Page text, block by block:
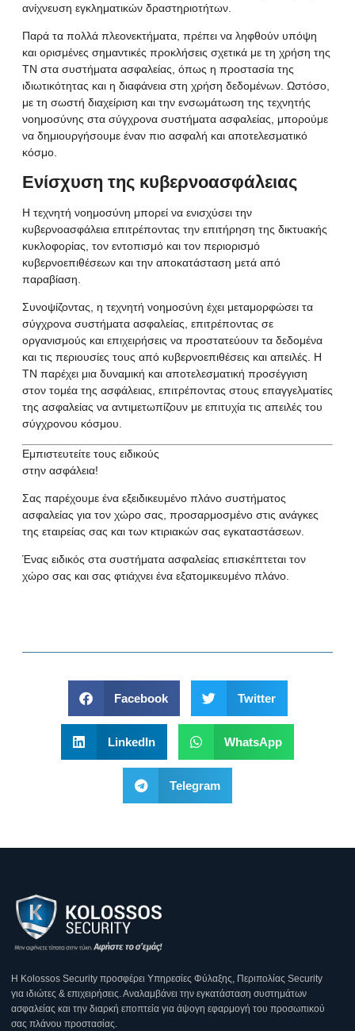
ανίχνευση εγκληματικών δραστηριοτήτων.
Παρά τα πολλά πλεονεκτήματα, πρέπει να ληφθούν υπόψη
και ορισμένες σημαντικές προκλήσεις σχετικά με τη χρήση της
ΤΝ στα συστήματα ασφαλείας, όπως η προστασία της
ιδιωτικότητας και η διαφάνεια στη χρήση δεδομένων. Ωστόσο,
με τη σωστή διαχείριση και την ενσωμάτωση της τεχνητής
νοημοσύνης στα σύγχρονα συστήματα ασφαλείας, μπορούμε
να δημιουργήσουμε έναν πιο ασφαλή και αποτελεσματικό
κόσμο.
Ενίσχυση της κυβερνοασφάλειας
Η τεχνητή νοημοσύνη μπορεί να ενισχύσει την
κυβερνοασφάλεια επιτρέποντας την επιτήρηση της δικτυακής
κυκλοφορίας, τον εντοπισμό και τον περιορισμό
κυβερνοεπιθέσεων και την αποκατάσταση μετά από
παραβίαση.
Συνοψίζοντας, η τεχνητή νοημοσύνη έχει μεταμορφώσει τα
σύγχρονα συστήματα ασφαλείας, επιτρέποντας σε
οργανισμούς και επιχειρήσεις να προστατεύουν τα δεδομένα
και τις περιουσίες τους από κυβερνοεπιθέσεις και απειλές . Η
ΤΝ παρέχει μια δυναμική και αποτελεσματική προσέγγιση
στον τομέα της ασφάλειας, επιτρέποντας στους επαγγελματίες
της ασφαλείας να αντιμετωπίζουν με επιτυχία τις απειλές του
σύγχρονου κόσμου.
Εμπιστευτείτε τους ειδικούς
στην ασφάλεια!
Σας παρέχουμε ένα εξειδικευμένο πλάνο συστήματος
ασφαλείας για τον χώρο σας, προσαρμοσμένο στις ανάγκες
της εταιρείας σας και των κτιριακών σας εγκαταστάσεων.
Ένας ειδικός στα συστήματα ασφαλείας επισκέπτεται τον
χώρο σας και σας φτιάχνει ένα εξατομικευμένο πλάνο.
Facebook Twitter
LinkedIn WhatsApp
Telegram
Η Κοlossos Security προσφέρει Υπηρεσίες Φύλαξης, Περιπολίας Security
για ιδιώτες & επιχειρήσεις. Αναλαμβάνει την εγκατάσταση συστημάτων
ασφαλείας και την διαρκή εποπτεία για άψογη εφαρμογή του προσωπικού
σας πλάνου προστασίας.